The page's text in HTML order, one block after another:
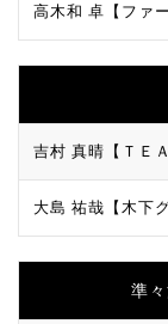
高木和 卓【ファ
吉村 真晴【ＴＥ
大島 祐哉【木下
準